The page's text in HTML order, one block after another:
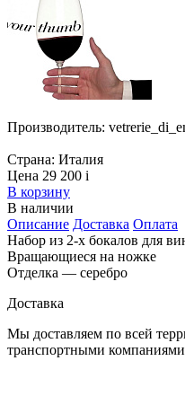
Производитель:
Страна: Италия
Цена 29 200 i
В корзину
В наличии
Описание Доставка Оплата
Набор из 2-х бокалов для
Вращающиеся на ножке
Отделка — серебро
Доставка
Мы доставляем по всей
транспортными